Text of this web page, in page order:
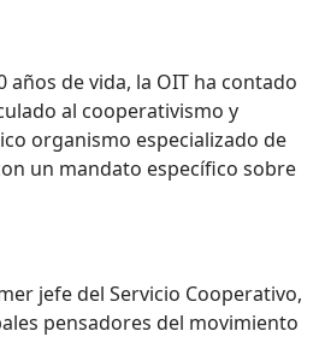
años de vida, la OIT ha contado
al cooperativismo y
organismo especializado de
un mandato específico sobre
jefe del Servicio Cooperativo,
pensadores del movimiento